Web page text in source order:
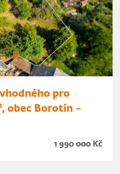
pro
obec Borotín –
1 990 000 Kč